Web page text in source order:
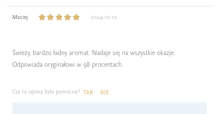
Maciej 2024-10-10
Świeży, bardzo ładny aromat. Nadaje się na wszystkie okazje.
Odpowiada oryginałowi w 98 procentach.
Czy ta opinia była pomocna? TAK NIE